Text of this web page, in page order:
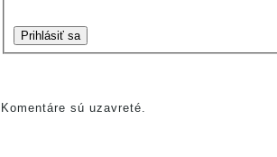
Prihlásiť sa
Komentáre sú uzavreté.